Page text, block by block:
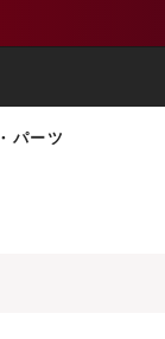
パーツ